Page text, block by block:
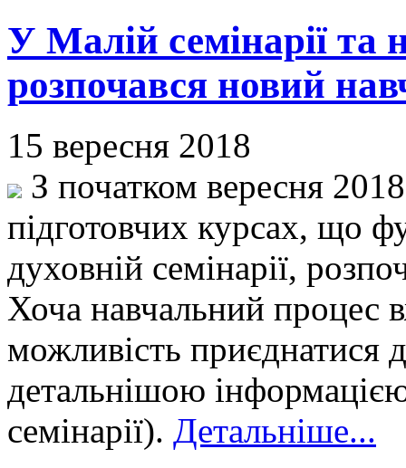
У Малій семінарії та
розпочався новий
15 вересня 2018
З початком вересня
підготовчих курсах, що
духовній семінарії,
Хоча навчальний процес
можливість приєднатися
детальнішою
семінарії). Детальніше...